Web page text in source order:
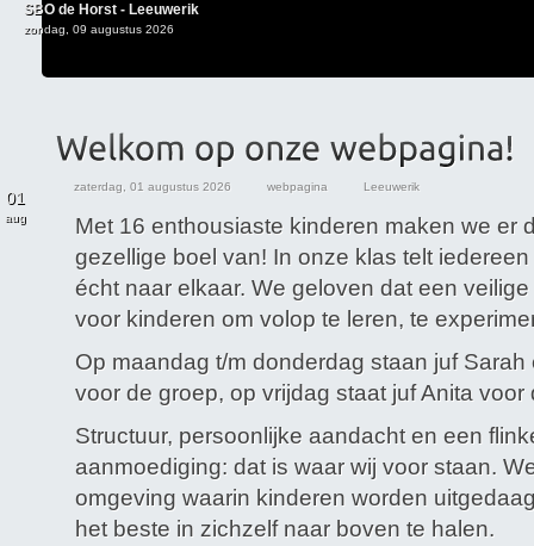
SBO de Horst - Leeuwerik
zondag, 09 augustus 2026
01
aug
zaterdag, 01 augustus 2026 webpagina Leeuwerik
Met 16 enthousiaste kinderen maken we er
gezellige boel van! In onze klas telt
écht naar elkaar. We geloven dat een
voor kinderen om volop te leren, te
Op maandag t/m donderdag staan juf Sarah
voor de groep, op vrijdag staat juf Anita voor
Structuur, persoonlijke aandacht en een
aanmoediging: dat is waar wij voor staan.
omgeving waarin kinderen worden
het beste in zichzelf naar boven te halen.